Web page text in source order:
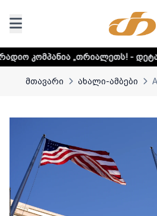
- დეტალური
მთავარი ახალი-ამბები